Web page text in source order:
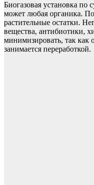
Биогазовая установка по
может любая органика.
растительные остатки.
вещества, антибиотики,
минимизировать, так как
занимается переработкой.